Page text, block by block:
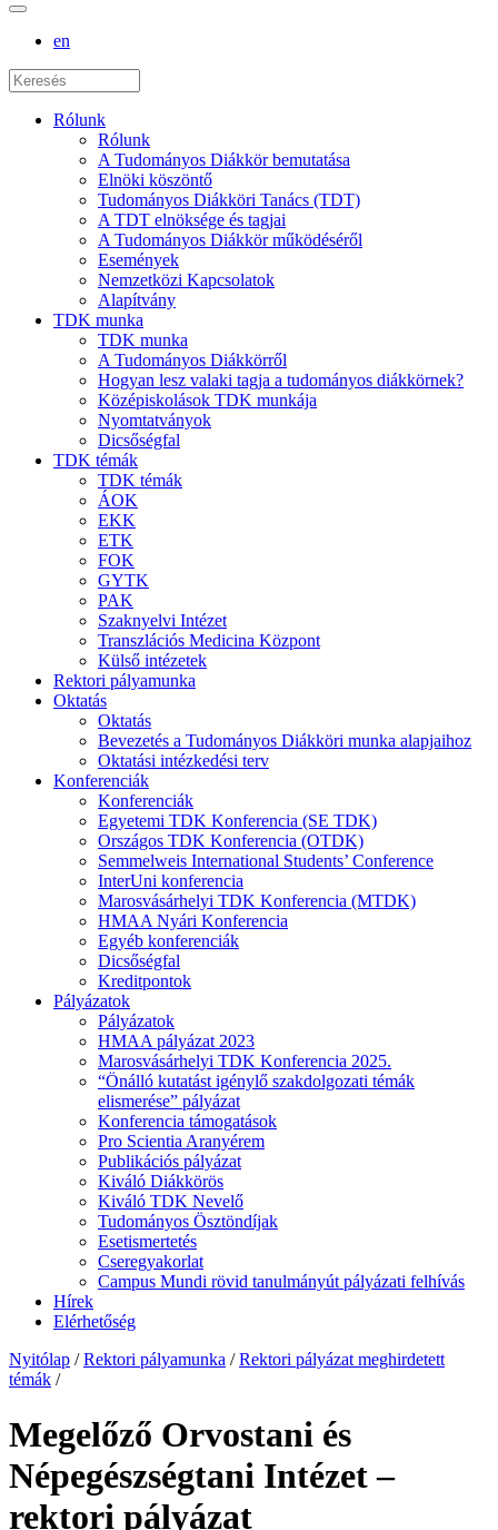
en
Rólunk
Rólunk
A Tudományos Diákkör bemutatása
Elnöki köszöntő
Tudományos Diákköri Tanács (TDT)
A TDT elnöksége és tagjai
A Tudományos Diákkör működéséről
Események
Nemzetközi Kapcsolatok
Alapítvány
TDK munka
TDK munka
A Tudományos Diákkörről
Hogyan lesz valaki tagja a tudományos diákkörnek?
Középiskolások TDK munkája
Nyomtatványok
Dicsőségfal
TDK témák
TDK témák
ÁOK
EKK
ETK
FOK
GYTK
PAK
Szaknyelvi Intézet
Transzlációs Medicina Központ
Külső intézetek
Rektori pályamunka
Oktatás
Oktatás
Bevezetés a Tudományos Diákköri munka alapjaihoz
Oktatási intézkedési terv
Konferenciák
Konferenciák
Egyetemi TDK Konferencia (SE TDK)
Országos TDK Konferencia (OTDK)
Semmelweis International Students’ Conference
InterUni konferencia
Marosvásárhelyi TDK Konferencia (MTDK)
HMAA Nyári Konferencia
Egyéb konferenciák
Dicsőségfal
Kreditpontok
Pályázatok
Pályázatok
HMAA pályázat 2023
Marosvásárhelyi TDK Konferencia 2025.
“Önálló kutatást igénylő szakdolgozati témák
elismerése” pályázat
Konferencia támogatások
Pro Scientia Aranyérem
Publikációs pályázat
Kiváló Diákkörös
Kiváló TDK Nevelő
Tudományos Ösztöndíjak
Esetismertetés
Cseregyakorlat
Campus Mundi rövid tanulmányút pályázati felhívás
Hírek
Elérhetőség
Nyitólap / Rektori pályamunka / Rektori pályázat meghirdetett
témák /
Megelőző Orvostani és
Népegészségtani Intézet –
rektori pályázat